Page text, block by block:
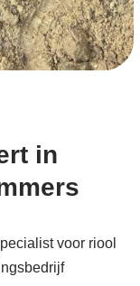
in
voor riool